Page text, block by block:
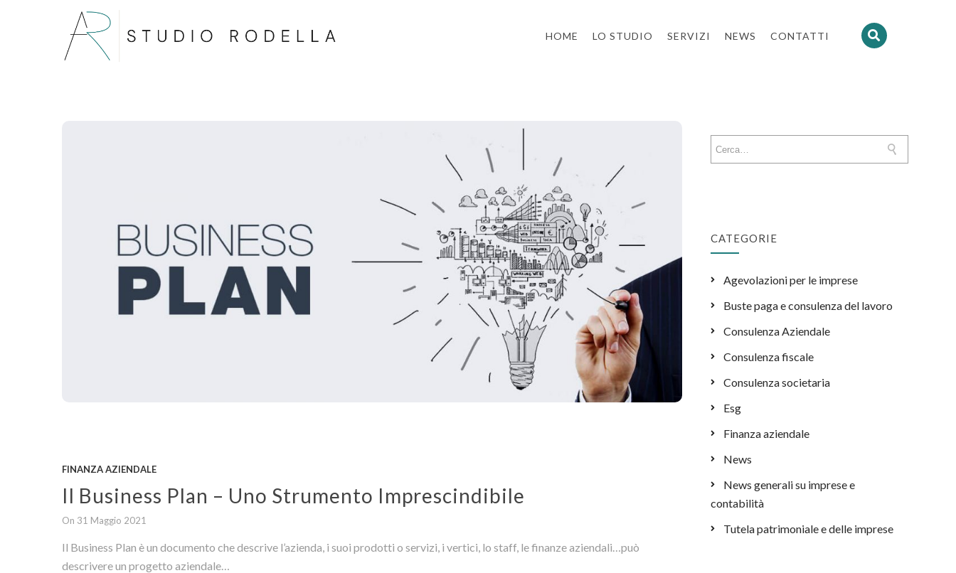
HOME LO STUDIO SERVIZI NEWS CONTATTI
FINANZA AZIENDALE
Il Business Plan – Uno Strumento Imprescindibile
On 31 Maggio 2021
Il Business Plan è un documento che descrive l’azienda, i suoi prodotti o servizi, i vertici, lo staff, le finanze aziendali…può
descrivere un progetto aziendale…
CATEGORIE
Agevolazioni per le imprese
Buste paga e consulenza del lavoro
Consulenza Aziendale
Consulenza fiscale
Consulenza societaria
Esg
Finanza aziendale
News
News generali su imprese e
contabilità
Tutela patrimoniale e delle imprese